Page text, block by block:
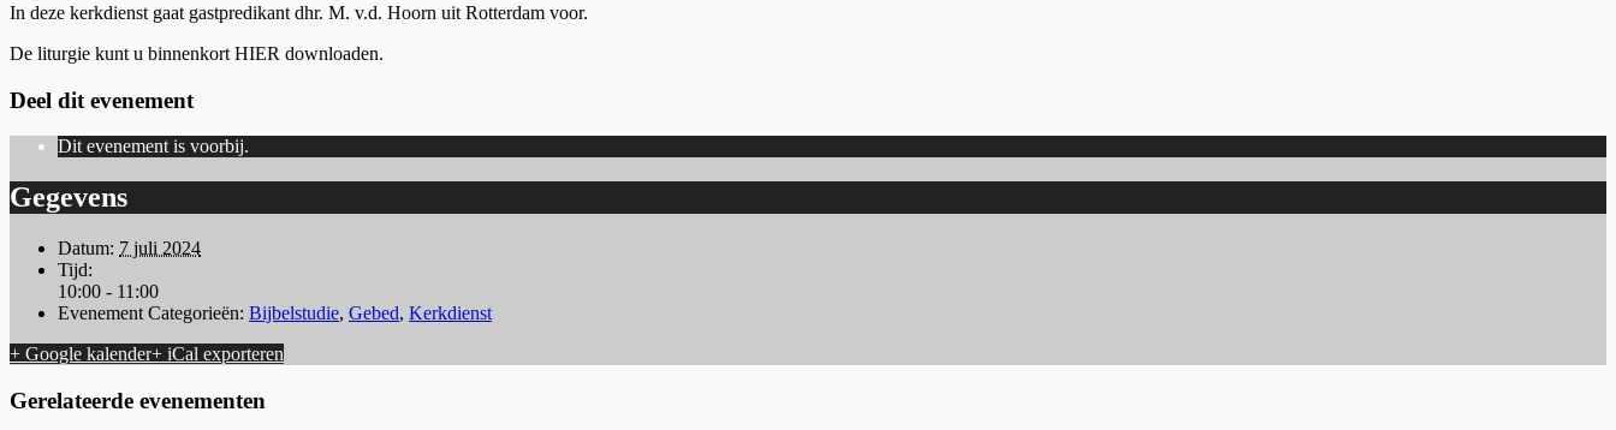
In deze kerkdienst gaat gastpredikant dhr. M. v.d. Hoorn uit Rotterdam voor.
De liturgie kunt u binnenkort HIER downloaden.
Deel dit evenement
Dit evenement is voorbij.
Gegevens
Datum: 7 juli 2024
Tijd:
10:00 - 11:00
Evenement Categorieën: Bijbelstudie, Gebed, Kerkdienst
+ Google kalender+ iCal exporteren
Gerelateerde evenementen